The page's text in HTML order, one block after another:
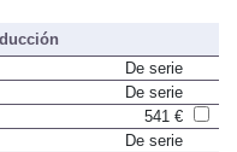
De serie
De serie
541 €
De serie